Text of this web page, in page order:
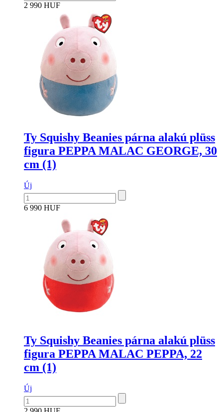
2 990 HUF
Ty Squishy Beanies párna alakú plüss
figura PEPPA MALAC GEORGE, 30
cm (1)
Új
6 990 HUF
Ty Squishy Beanies párna alakú plüss
figura PEPPA MALAC PEPPA, 22
cm (1)
Új